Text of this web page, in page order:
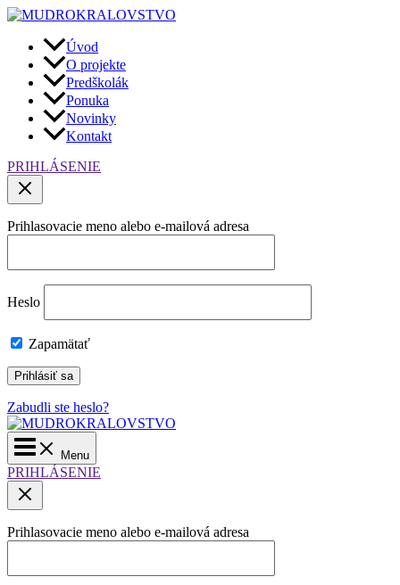
Preskočiť
obsah
Úvod
O projekte
Predškolák
Ponuka
Novinky
Kontakt
PRIHLÁSENIE
Prihlasovacie meno alebo e-mailová adresa
Heslo
Zapamätať
Zabudli ste heslo?
Main
Menu
Menu
PRIHLÁSENIE
Prihlasovacie meno alebo e-mailová adresa